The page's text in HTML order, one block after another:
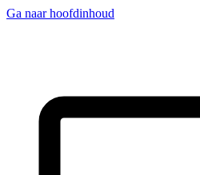
Ga naar hoofdinhoud